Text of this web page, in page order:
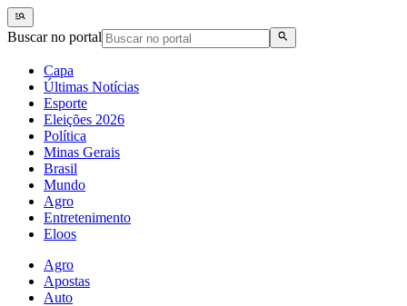
Buscar no portal
Capa
Últimas Notícias
Esporte
Eleições 2026
Política
Minas Gerais
Brasil
Mundo
Agro
Entretenimento
Eloos
Agro
Apostas
Auto